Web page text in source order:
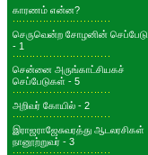
காரணம் என்ன?
செருவென்ற சோழனின் செப்பேடு
- 1
சென்னை அருங்காட்சியகச்
செப்பேடுகள் - 5
அறிவர் கோயில் - 2
இராஜராஜேசுவரத்து ஆடலரசிகள்
நானூற்றுவர் - 3